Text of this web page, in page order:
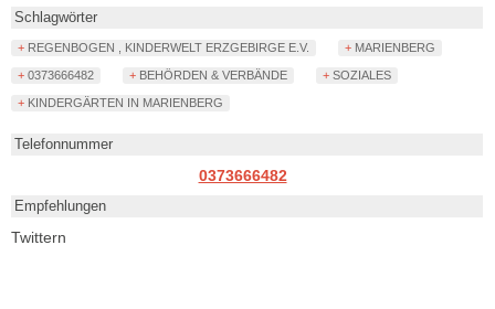
Schlagwörter
+ REGENBOGEN , KINDERWELT ERZGEBIRGE E.V. + MARIENBERG
+ 0373666482 + BEHÖRDEN & VERBÄNDE + SOZIALES
+ KINDERGÄRTEN IN MARIENBERG
Telefonnummer
0373666482
Empfehlungen
Twittern